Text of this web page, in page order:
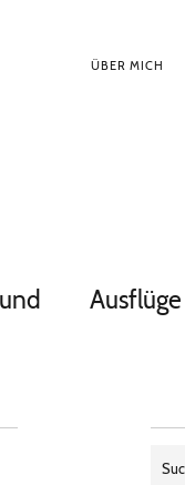
ÜBER MICH
Ausflüge